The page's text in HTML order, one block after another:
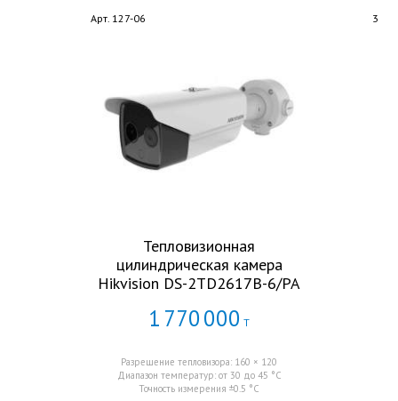
Арт. 127-06 3
Тепловизионная
цилиндрическая камера
Hikvision DS-2TD2617B-6/PA
1 770000 Т
Разрешение тепловизора: 160 × 120
Диапазон температур: от 30 до 45 °C
Точность измерения ±0.5 °C